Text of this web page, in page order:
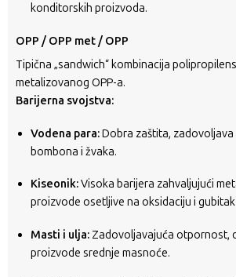
konditorskih proizvoda.
OPP / OPP met / OPP
Tipična „sandwich“ kombinacija
metalizovanog OPP-a.
Barijerna svojstva:
Vodena para:Dobra zaštita, zadovoljava
bombona i žvaka.
Kiseonik:Visoka barijera zahvaljujući
proizvode osetljive na oksidaciju i
Masti i ulja:Zadovoljavajuća otpornost,
proizvode srednje masnoće.